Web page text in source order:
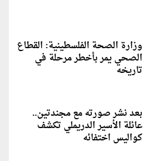
وزارة الصحة الفلسطينية: القطاع
الصحي يمر بأخطر مرحلة في
تاريخه
بعد نشر صورته مع مجندتين..
عائلة الأسير الدريملي تكشف
كواليس اختفائه